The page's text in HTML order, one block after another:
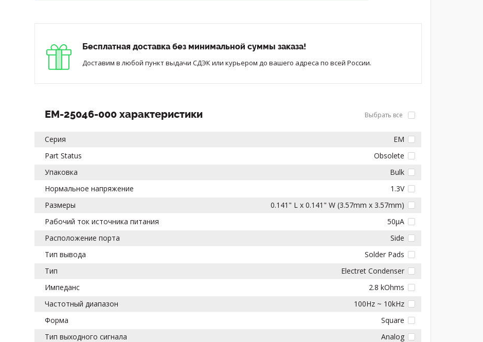
Бесплатная доставка без минимальной суммы заказа!
Доставим в любой пункт выдачи СДЭК или курьером до вашего адреса по всей России.
EM-25046-000 характеристики Выбрать все
Серия
EM
Part Status
Obsolete
Упаковка
Bulk
Нормальное напряжение
1.3V
Размеры
0.141" L x 0.141" W (3.57mm x 3.57mm)
Рабочий ток источника питания
50µA
Расположение порта
Side
Тип вывода
Solder Pads
Тип
Electret Condenser
Импеданс
2.8 kOhms
Частотный диапазон
100Hz ~ 10kHz
Форма
Square
Тип выходного сигнала
Analog